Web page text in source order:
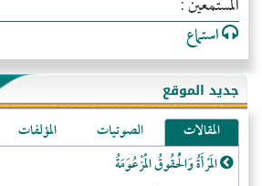
استماع
جديد الموقع
المقالات الصوتيات
المؤلفات
المَرْأَةُ وَالْحُقُوقُ الْمَزْعُوَمَةُ